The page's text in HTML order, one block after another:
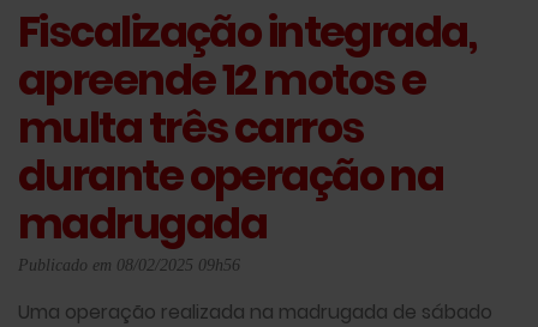
Fiscalização integrada,
apreende 12 motos e
multa três carros
durante operação na
madrugada
Publicado em 08/02/2025 09h56
Uma operação realizada na madrugada de sábado